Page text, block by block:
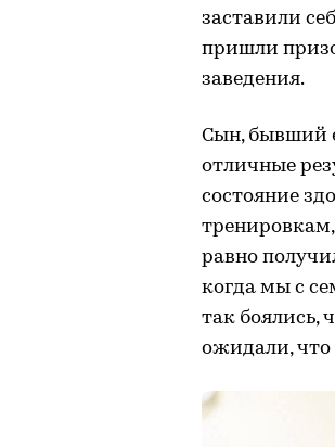
заставили
пришли
заведения.
Сын, бывший
отличные
состояние
тренировкам,
равно
когда мы с
так боялись,
ожидали, что